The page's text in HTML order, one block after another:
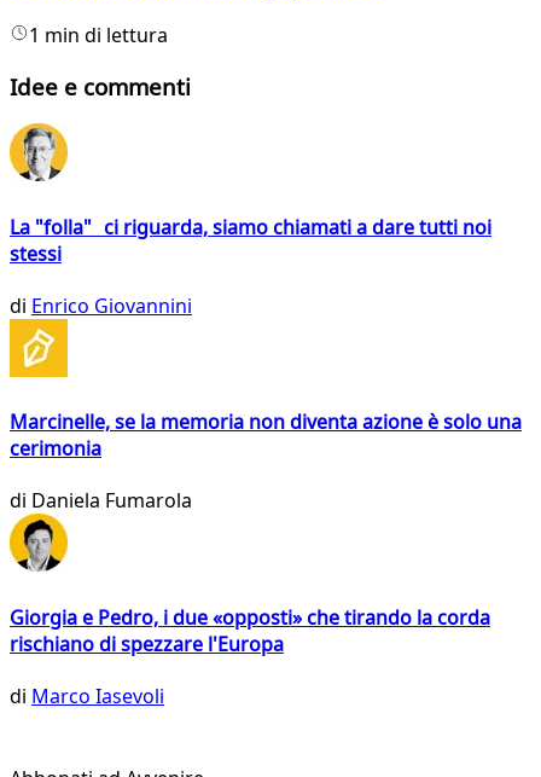
1 min di lettura
Idee e commenti
La "folla" ci riguarda, siamo chiamati a dare tutti noi
stessi
di Enrico Giovannini
Marcinelle, se la memoria non diventa azione è solo una
cerimonia
di Daniela Fumarola
Giorgia e Pedro, i due «opposti» che tirando la corda
rischiano di spezzare l'Europa
di Marco Iasevoli